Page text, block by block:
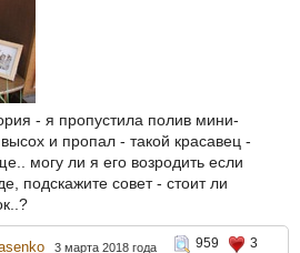
- я пропустила полив мини-
и пропал - такой красавец -
могу ли я его возродить если
подскажите совет - стоит ли
3 марта 2018 года 959
3